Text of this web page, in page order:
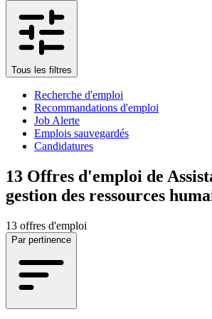
Tous les filtres
Recherche d'emploi
Recommandations d'emploi
Job Alerte
Emplois sauvegardés
Candidatures
13 Offres d'emploi de
gestion des ressources
13 offres d'emploi
Par pertinence